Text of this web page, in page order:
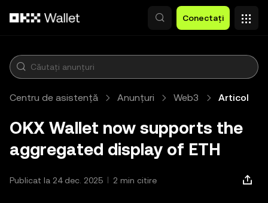
Conectați
Centru de asistență Anunțuri Web3 Articol
OKX Wallet now supports the
aggregated display of ETH
Publicat la 24 dec. 2025 2 min citire